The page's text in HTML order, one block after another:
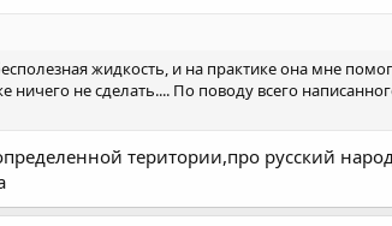
жидкость, и на практике она мне
не сделать.... По поводу всего
територии,про русский